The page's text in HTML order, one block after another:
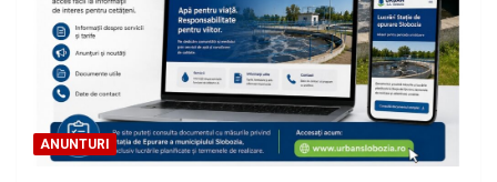
ANUNTURI